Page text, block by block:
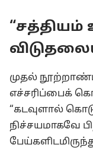
முதல்
எச்சரிப்பைக்
“கடவுளால்
நிச்சயமாகவே